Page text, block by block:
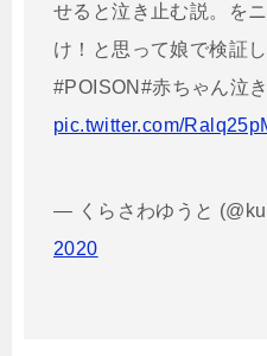
せると泣き止む説。を
け！と思って娘で検証
#POISON#赤ちゃん泣
pic.twitter.com/
— くらさわゆうと
2020